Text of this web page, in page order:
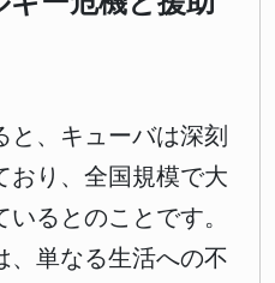
と、キューバは深刻
おり、全国規模で大
るとのことです。
、単なる生活への不